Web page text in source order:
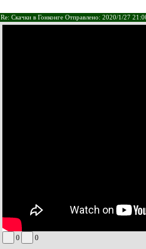
Re: Скачки в Гонконге Отправлено: 2020/1/27
0 0